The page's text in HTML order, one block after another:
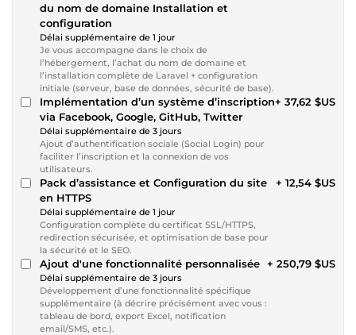
du nom de domaine Installation et
configuration
Délai supplémentaire de 1 jour
Je vous accompagne dans le choix de
l’hébergement, l’achat du nom de domaine et
l’installation complète de Laravel + configuration
initiale (serveur, base de données, sécurité de base).
Implémentation d’un système d’inscription
via Facebook, Google, GitHub, Twitter
Délai supplémentaire de 3 jours
Ajout d’authentification sociale (Social Login) pour
faciliter l’inscription et la connexion de vos
utilisateurs.
+ 37,62 $US
Pack d’assistance et Configuration du site
en HTTPS
Délai supplémentaire de 1 jour
Configuration complète du certificat SSL/HTTPS,
redirection sécurisée, et optimisation de base pour
la sécurité et le SEO.
+ 12,54 $US
Ajout d'une fonctionnalité personnalisée
Délai supplémentaire de 3 jours
Développement d’une fonctionnalité spécifique
supplémentaire (à décrire précisément avec vous :
tableau de bord, export Excel, notification
email/SMS, etc.).
+ 250,79 $US